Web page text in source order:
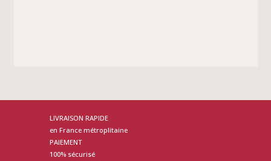
LIVRAISON RAPIDE
en France métroplitaine
PAIEMENT
100% sécurisé